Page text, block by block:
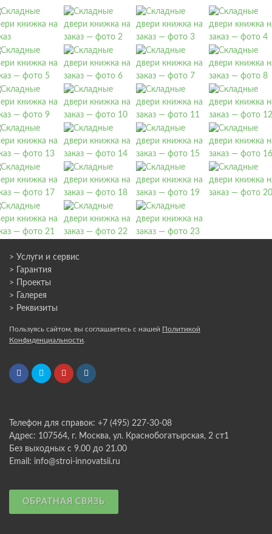
> Услуги и сервис
> Гарантия
> Проекты
> Галерея
> Реквизиты
Пользуясь сайтом, вы соглашаетесь с нашей Политикой
Конфиденциальности
Телефон для справок: +7 (495) 227-30-08
Адрес: 107564, г. Москва, ул. Краснобогатырская, 2 ст1
Без выходных с 9.00 до 21.00
Email: info@stroi-innovatsii.ru
ОБРАТНАЯ СВЯЗЬ